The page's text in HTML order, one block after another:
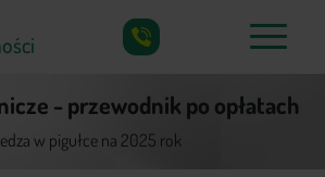
nieruchomości
- przewodnik po opłatach
w pigułce na 2025 rok